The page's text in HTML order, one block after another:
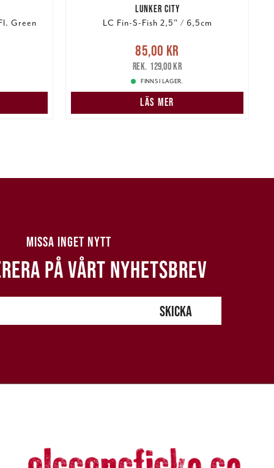
Green
LUNKER CITY
LC Fin-S-Fish 2,5" / 6,5cm
Nuvarande pris :85,00 kr
pris: 129,00 kr
85,00 kr
129,00 kr
FINNS I LAGER.
LÄS MER
MISSA INGET NYTT
PÅ VÅRT NYHETSBREV
SKICKA